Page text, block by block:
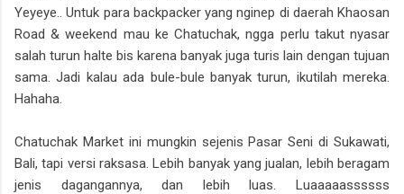
Yeyeye.. Untuk para backpacker yang nginep di daerah Khaosan
Road & weekend mau ke Chatuchak, ngga perlu takut nyasar
salah turun halte bis karena banyak juga turis lain dengan tujuan
sama. Jadi kalau ada bule-bule banyak turun, ikutilah mereka.
Hahaha.
Chatuchak Market ini mungkin sejenis Pasar Seni di Sukawati,
Bali, tapi versi raksasa. Lebih banyak yang jualan, lebih beragam
jenis dagangannya, dan lebih luas. Luaaaaassssss